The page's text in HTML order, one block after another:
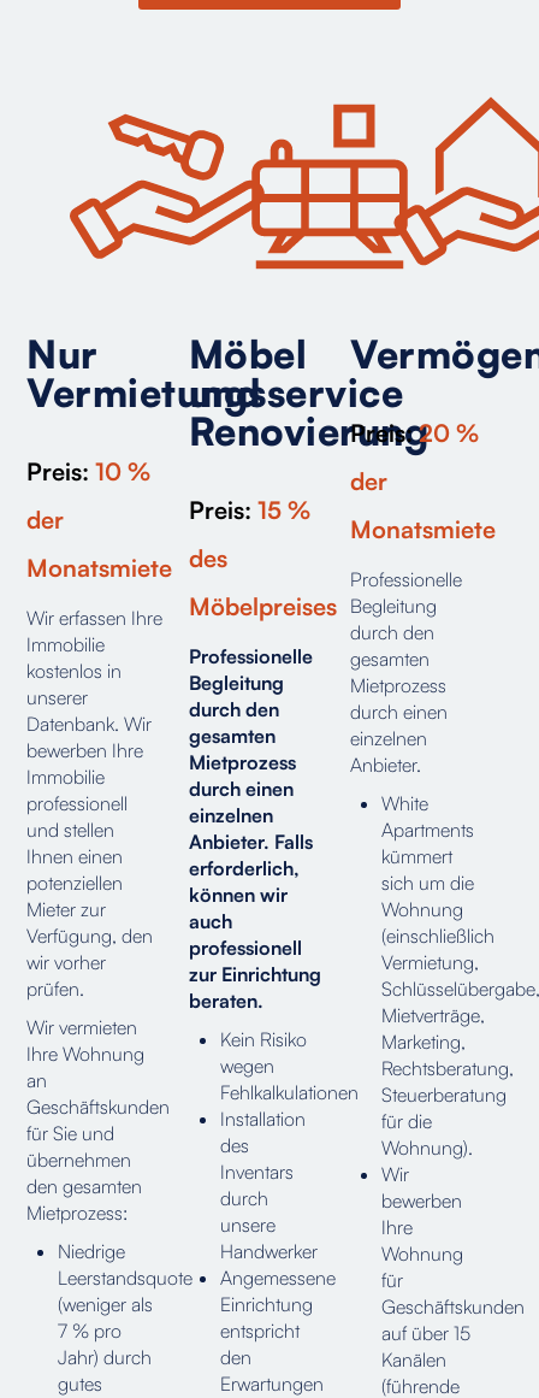
Nur
Vermietungsservice
Preis:10 %
der
Monatsmiete
Wir erfassen Ihre
Immobilie
kostenlos in
unserer
Datenbank. Wir
bewerben Ihre
Immobilie
professionell
und stellen
Ihnen einen
potenziellen
Mieter zur
Verfügung, den
wir vorher
prüfen.
Wir vermieten
Ihre Wohnung
an
Geschäftskunden
für Sie und
übernehmen
den gesamten
Mietprozess:
Niedrige
Leerstandsquote
(weniger als
7 % pro
Jahr) durch
gutes
Möbel
und
Renovierung
Preis: 15 %
des
Möbelpreises
Professionelle
Begleitung
durch den
gesamten
Mietprozess
durch einen
einzelnen
Anbieter. Falls
erforderlich,
können wir
auch
professionell
zur Einrichtung
beraten.
Kein Risiko
wegen
Fehlkalkulationen
Installation
des
Inventars
durch
unsere
Handwerker
Angemessene
Einrichtung
entspricht
den
Erwartungen
Preis:20 %
der
Monatsmiete
Professionelle
Begleitung
durch den
gesamten
Mietprozess
durch einen
einzelnen
Anbieter.
White
Apartments
kümmert
sich um die
Wohnung
(einschließlich
Vermietung,
Mietverträge,
Marketing,
Rechtsberatung,
Steuerberatung
für die
Wohnung).
Wir
bewerben
Ihre
Wohnung
für
Geschäftskunden
auf über 15
Kanälen
(führende